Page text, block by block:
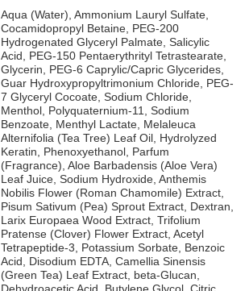
Aqua (Water), Ammonium Lauryl Sulfate,
Cocamidopropyl Betaine, PEG-200
Hydrogenated Glyceryl Palmate, Salicylic
Acid, PEG-150 Pentaerythrityl Tetrastearate,
Glycerin, PEG-6 Caprylic/Capric Glycerides,
Guar Hydroxypropyltrimonium Chloride, PEG-
7 Glyceryl Cocoate, Sodium Chloride,
Menthol, Polyquaternium-11, Sodium
Benzoate, Menthyl Lactate, Melaleuca
Alternifolia (Tea Tree) Leaf Oil, Hydrolyzed
Keratin, Phenoxyethanol, Parfum
(Fragrance), Aloe Barbadensis (Aloe Vera)
Leaf Juice, Sodium Hydroxide, Anthemis
Nobilis Flower (Roman Chamomile) Extract,
Pisum Sativum (Pea) Sprout Extract, Dextran,
Larix Europaea Wood Extract, Trifolium
Pratense (Clover) Flower Extract, Acetyl
Tetrapeptide-3, Potassium Sorbate, Benzoic
Acid, Disodium EDTA, Camellia Sinensis
(Green Tea) Leaf Extract, beta-Glucan,
Dehydroacetic Acid, Butylene Glycol, Citric